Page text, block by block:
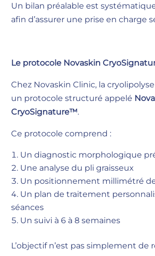
Un bilan préalable est
afin d’assurer une prise en charge
Le protocole Novaskin
Chez Novaskin Clinic, la
un protocole structuré appelé
CryoSignature™.
Ce protocole comprend :
Un diagnostic morphologique
Une analyse du pli graisseux
Un positionnement millimétré
Un plan de traitement
séances
Un suivi à 6 à 8 semaines
L’objectif n’est pas simplement de